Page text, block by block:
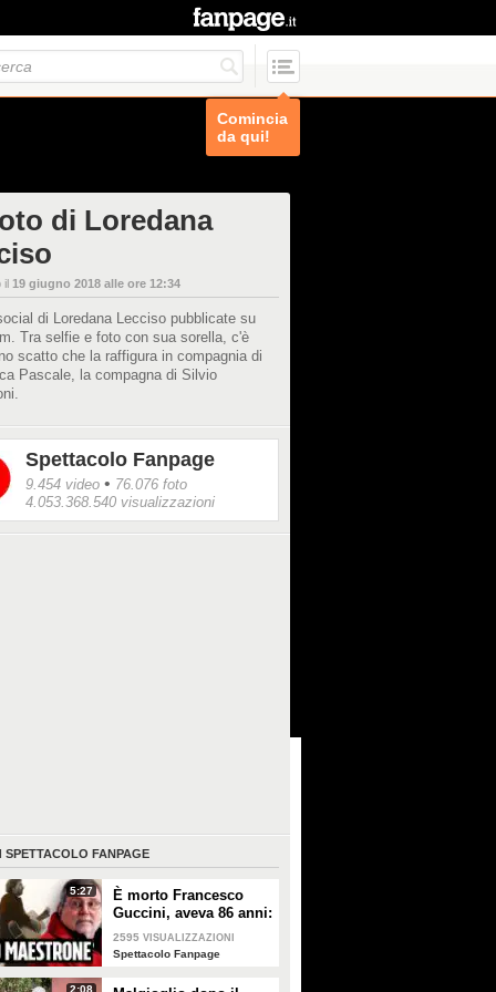
Comincia
da qui!
di Loredana
il 19 giugno 2018 alle ore 12:34
di Loredana Lecciso pubblicate su
Tra selfie e foto con sua sorella, c'è
scatto che la raffigura in compagnia di
Pascale, la compagna di Silvio
Spettacolo Fanpage
9.454 video • 76.076 foto
4.053.368.540 visualizzazioni
SPETTACOLO FANPAGE
5:27
È morto Francesco
Guccini, aveva 86 anni:
è stato uno dei
cantautori più
2595 VISUALIZZAZIONI
Spettacolo Fanpage
2:08